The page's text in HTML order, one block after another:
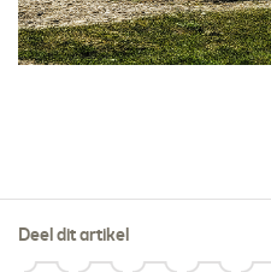
Deel dit artikel